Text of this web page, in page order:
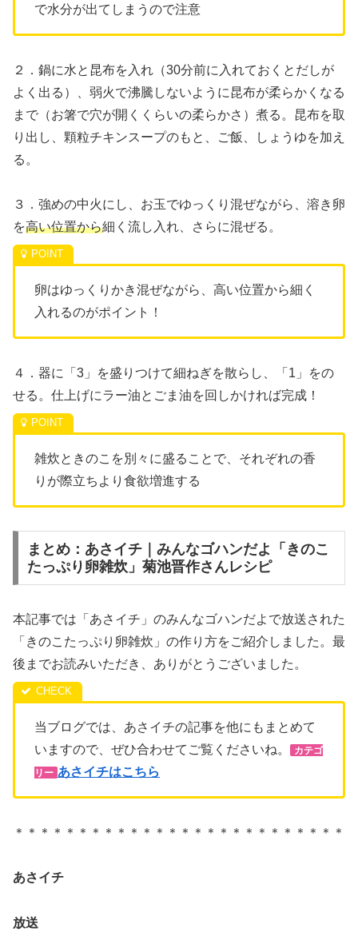
で水分が出てしまうので注意
２．鍋に水と昆布を入れ（30分前に入れておくとだしが
よく出る）、弱火で沸騰しないように昆布が柔らかくなる
まで（お箸で穴が開くくらいの柔らかさ）煮る。昆布を取
り出し、顆粒チキンスープのもと、ご飯、しょうゆを加え
る。
３．強めの中火にし、お玉でゆっくり混ぜながら、溶き卵
を高い位置から細く流し入れ、さらに混ぜる。
卵はゆっくりかき混ぜながら、高い位置から細く
入れるのがポイント！
４．器に「3」を盛りつけて細ねぎを散らし、「1」をの
せる。仕上げにラー油とごま油を回しかければ完成！
雑炊ときのこを別々に盛ることで、それぞれの香
りが際立ちより食欲増進する
まとめ：あさイチ｜みんなゴハンだよ「きのこ
たっぷり卵雑炊」菊池晋作さんレシピ
本記事では「あさイチ」のみんなゴハンだよで放送された
「きのこたっぷり卵雑炊」の作り方をご紹介しました。最
後までお読みいただき、ありがとうございました。
当ブログでは、あさイチの記事を他にもまとめて
いますので、ぜひ合わせてご覧くださいね。
カテゴ
リー あさイチはこちら
＊＊＊＊＊＊＊＊＊＊＊＊＊＊＊＊＊＊＊＊＊＊＊＊＊＊
あさイチ
放送